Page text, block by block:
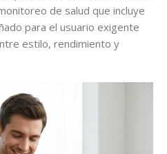
de salud que incluye
para el usuario exigente
estilo, rendimiento y